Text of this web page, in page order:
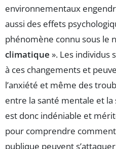
environnementaux
aussi des effets
phénomène connu sous le
climatique ». Les individus
à ces changements et
l’anxiété et même des
entre la santé mentale et
est donc indéniable et
pour comprendre
publique peuvent